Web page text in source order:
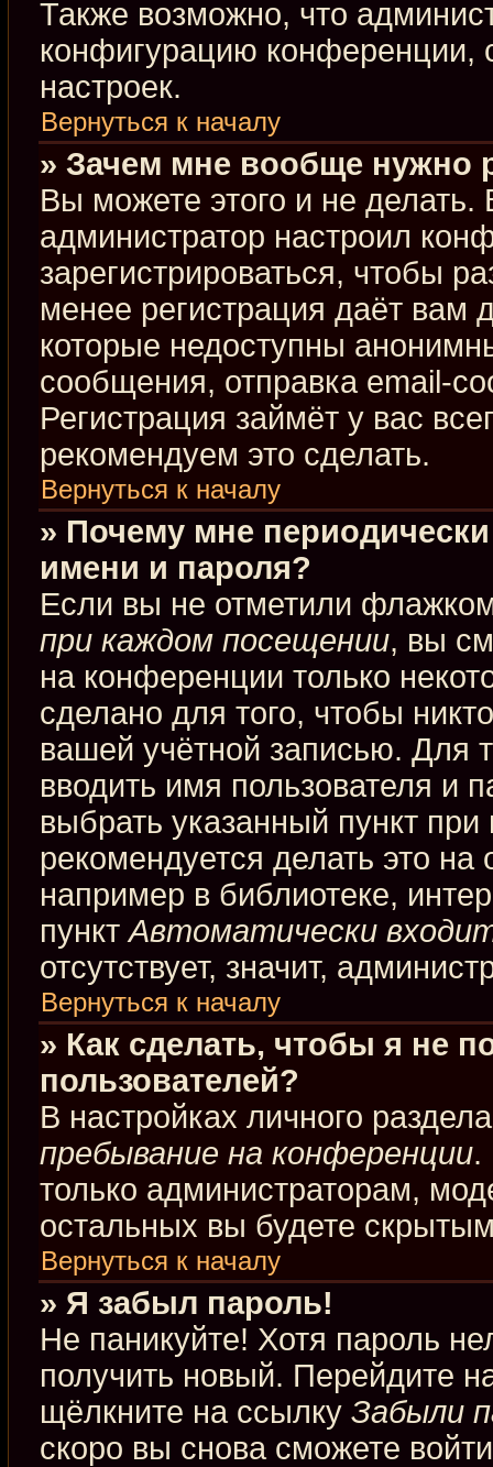
Также возможно, что
конфигурацию конференции,
настроек.
Вернуться к началу
» Зачем мне вообще нужно
Вы можете этого и не делать.
администратор настроил
зарегистрироваться, чтобы
менее регистрация даёт вам
которые недоступны
сообщения, отправка email-
Регистрация займёт у вас
рекомендуем это сделать.
Вернуться к началу
» Почему мне
имени и пароля?
Если вы не отметили
при каждом посещении, вы
на конференции только
сделано для того, чтобы
вашей учётной записью. Для
вводить имя пользователя и
выбрать указанный пункт
рекомендуется делать это
например в библиотеке,
пунктАвтоматически
отсутствует, значит,
Вернуться к началу
» Как сделать, чтобы я не
пользователей?
В настройках личного
пребывание на конференции.
только администраторам,
остальных вы будете
Вернуться к началу
» Я забыл пароль!
Не паникуйте! Хотя пароль
получить новый. Перейдите
щёлкните на ссылку Забыли
скоро вы снова сможете